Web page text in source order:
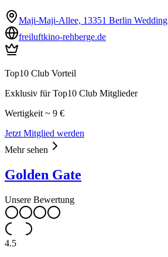
Maji-Maji-Allee, 13351 Berlin Wedding
freiluftkino-rehberge.de
Top10 Club Vorteil
Exklusiv für Top10 Club Mitglieder
Wertigkeit ~ 9 €
Jetzt Mitglied werden
Mehr sehen
Golden Gate
Unsere Bewertung
4.5